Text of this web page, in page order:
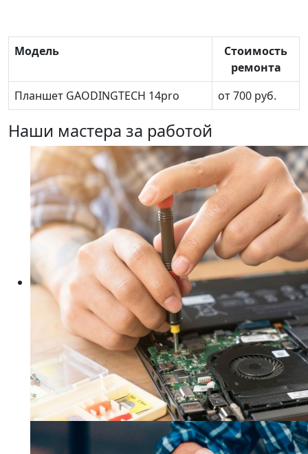
Модель
Стоимость
ремонта
Планшет GAODINGTECH 14pro
от 700 руб.
Наши мастера за работой